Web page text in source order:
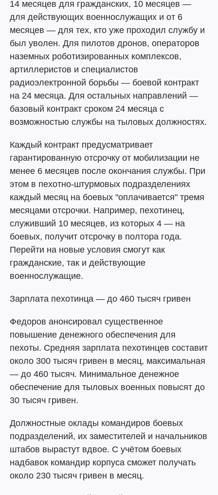
14 месяцев для гражданских, 10 месяцев —
для действующих военнослужащих и от 6
месяцев — для тех, кто уже проходил службу и
был уволен. Для пилотов дронов, операторов
наземных роботизированных комплексов,
артиллеристов и специалистов
радиоэлектронной борьбы — боевой контракт
на 24 месяца. Для остальных направлений —
базовый контракт сроком 24 месяца с
возможностью службы на тыловых должностях.
Каждый контракт предусматривает
гарантированную отсрочку от мобилизации не
менее 6 месяцев после окончания службы. При
этом в пехотно-штурмовых подразделениях
каждый месяц на боевых "оплачивается" тремя
месяцами отсрочки. Например, пехотинец,
служивший 10 месяцев, из которых 4 — на
боевых, получит отсрочку в полтора года.
Перейти на новые условия смогут как
гражданские, так и действующие
военнослужащие.
Зарплата пехотинца — до 460 тысяч гривен
Федоров анонсировал существенное
повышение денежного обеспечения для
пехоты. Средняя зарплата пехотинцев составит
около 300 тысяч гривен в месяц, максимальная
— до 460 тысяч. Минимальное денежное
обеспечение для тыловых военных повысят до
30 тысяч гривен.
Должностные оклады командиров боевых
подразделений, их заместителей и начальников
штабов вырастут вдвое. С учётом боевых
надбавок командир корпуса сможет получать
около 230 тысяч гривен в месяц.